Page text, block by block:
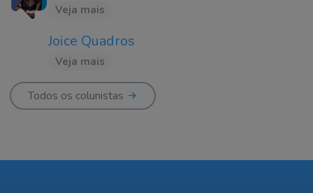
Veja mais
Joice Quadros
Veja mais
Todos os colunistas